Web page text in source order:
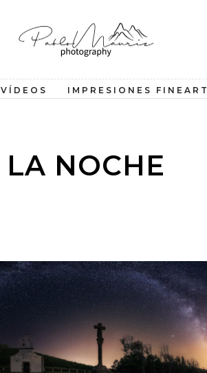
VÍDEOS IMPRESIONES FINEART
LA NOCHE